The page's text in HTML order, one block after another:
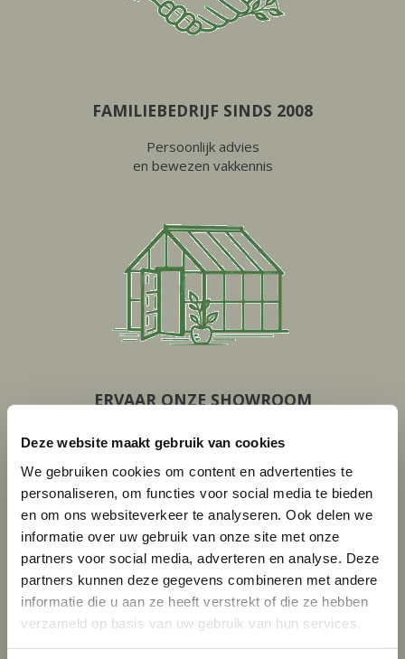
Deze website maakt gebruik van cookies
We gebruiken cookies om content en advertenties te
personaliseren, om functies voor social media te bieden
en om ons websiteverkeer te analyseren. Ook delen we
informatie over uw gebruik van onze site met onze
partners voor social media, adverteren en analyse. Deze
partners kunnen deze gegevens combineren met andere
informatie die u aan ze heeft verstrekt of die ze hebben
verzameld op basis van uw gebruik van hun services.
FAMILIEBEDRIJF SINDS 2008
Persoonlijk advies
en bewezen vakkennis
ERVAAR ONZE SHOWROOM
20 mooie tuinkassen opgesteld
Ervaren adviseurs met veel kennis